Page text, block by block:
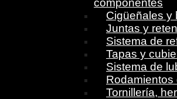
componentes
Cigüeñales y
Juntas y
Sistema de
Tapas y
Sistema de
Rodamientos
Tornillería,